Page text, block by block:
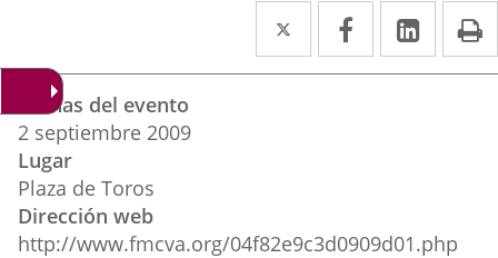
Twitter
Enlace
a
Facebook
Enlace
a
Enlace
a
Datos
del
evento
Fechas del evento
2 septiembre 2009
Lugar
Plaza de Toros
Dirección web
http://www.fmcva.org/04f82e9c3d0909d01.php